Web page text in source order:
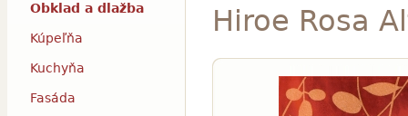
Hiroe Rosa
Obklad a dlažba
Kúpeľňa
Kuchyňa
Fasáda